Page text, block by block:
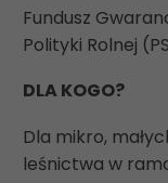
Fundusz
Polityki Rolnej
DLA KOGO?
Dla mikro,
leśnictwa w